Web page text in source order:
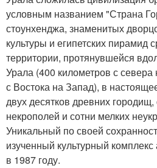
условным названием "Страна
стоунхенджа, знаменитых
культуры и египетских пирамид
территории, протянувшейся
Урала (400 километров с
с Востока на Запад), в
двух десятков древних
некрополей и сотни мелких
Уникальный по своей
изученный культурный
в 1987 году.